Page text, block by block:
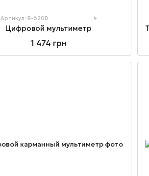
Артикул: R-620D 4
Цифровой мультиметр
1 474 грн